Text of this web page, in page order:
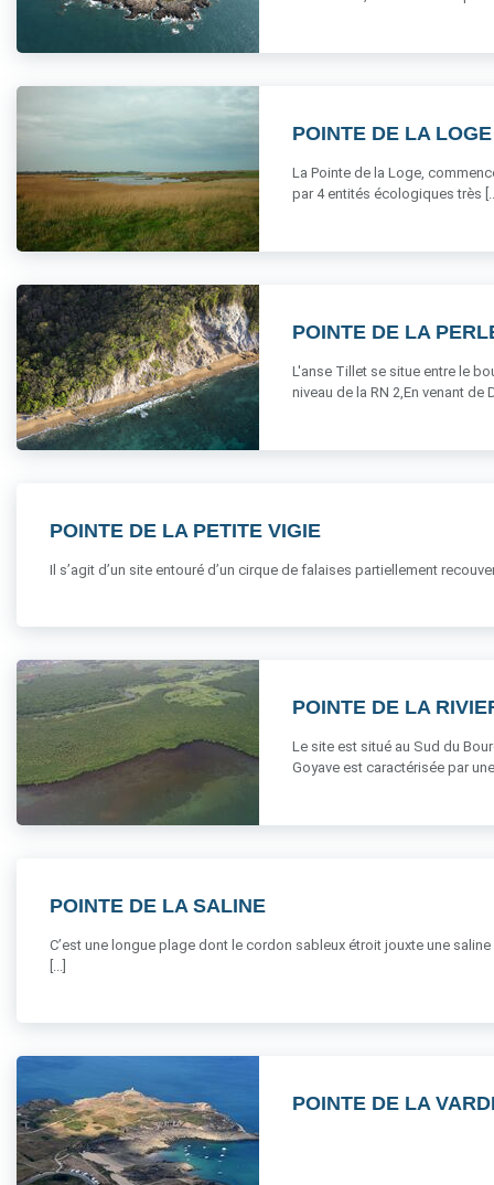
POINTE DE LA LOGE
La Pointe de la Loge,
par 4 entités écologiques très
POINTE DE LA
L'anse Tillet se situe entre le
niveau de la RN 2,En venant de
POINTE DE LA PETITE VIGIE
Il s’agit d’un site entouré d’un cirque de falaises partiellement
POINTE DE LA
Le site est situé au Sud du
Goyave est caractérisée par
POINTE DE LA SALINE
C’est une longue plage dont le cordon sableux étroit jouxte une
[...]
POINTE DE LA